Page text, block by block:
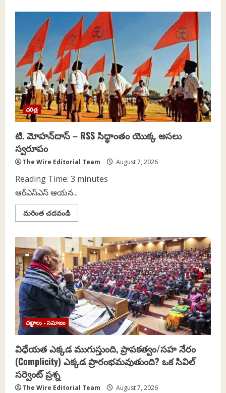
హరిత
విప్లవ
శిల్పి
డా.
ఎం.
ఎస్.
స్వామినాథన్
చరిత్ర
టి. మోహన్‌దాస్ – RSS సిద్ధాంతం యొక్క అసలు
స్వరూపం
The Wire Editorial Team August 7, 2026
Reading Time: 3 minutes
ఆర్ఎస్ఎస్ ఆయన...
మరింత చదవండిRead
more
మోహన్‌దాస్
–
RSS
సిద్ధాంతం
యొక్క
అసలు
స్వరూపం
చట్టాలు - సమాజం
విధేయత ఎక్కడ ముగుస్తుంది, ప్రాపకత్వం/సహ నేరం
(Complicity) ఎక్కడ ప్రారంభమవుతుంది? ఒక సివిల్
సర్వెంట్ ప్రశ్న
The Wire Editorial Team August 7, 2026